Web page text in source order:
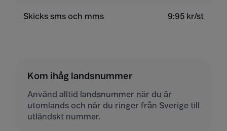
Skicks sms och mms 9:95 kr/st
Kom ihåg landsnummer
Använd alltid landsnummer när du är
utomlands och när du ringer från Sverige till
utländskt nummer.